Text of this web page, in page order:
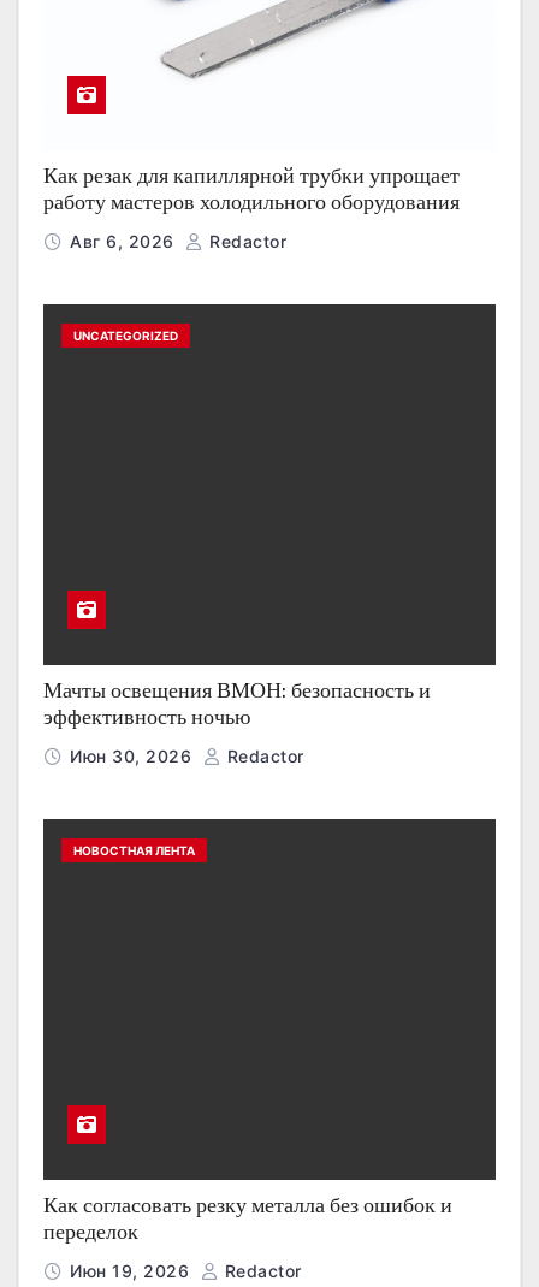
Как резак для капиллярной трубки упрощает
работу мастеров холодильного оборудования
Авг 6, 2026 Redactor
UNCATEGORIZED
Мачты освещения ВМОН: безопасность и
эффективность ночью
Июн 30, 2026 Redactor
НОВОСТНАЯ ЛЕНТА
Как согласовать резку металла без ошибок и
переделок
Июн 19, 2026 Redactor